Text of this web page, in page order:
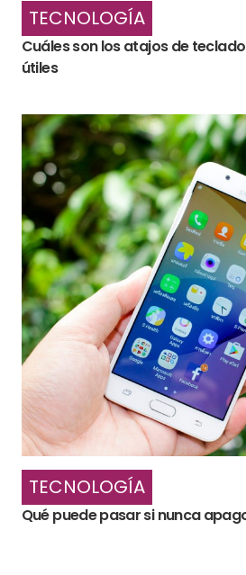
TECNOLOGÍA
Cuáles son los atajos de
útiles
TECNOLOGÍA
Qué puede pasar si nunca